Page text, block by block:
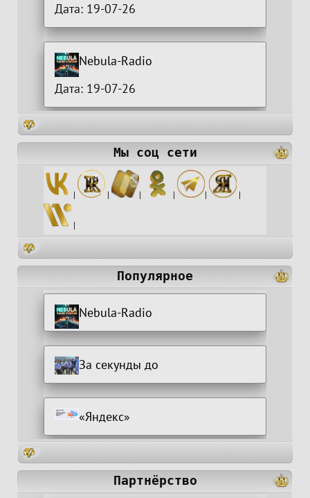
Дата: 19-07-26
Nebula-Radio
Дата: 19-07-26
Мы соц сети
| | | | | |
|
Популярное
Nebula-Radio
За секунды до
«Яндекс»
Партнёрство